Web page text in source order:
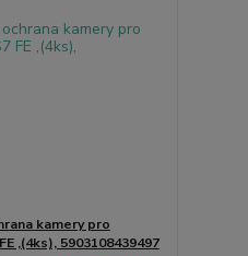
kamery pro
,(4ks), 5903108439497